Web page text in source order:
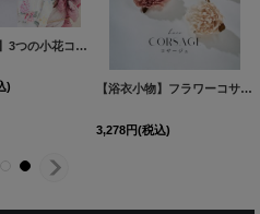
kn] YA-952-kn]
【浴衣小物】3つの小花コサージュ【2カラー】[OF04]
) 【浴衣小物】フラワーコサージュ【4カラー】[OF04]
3,278円(税込)